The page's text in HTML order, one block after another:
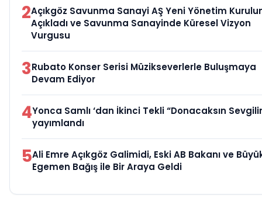
2Açıkgöz Savunma Sanayi AŞ Yeni Yönetim
Açıkladı ve Savunma Sanayinde Küresel Vizyon
Vurgusu
3Rubato Konser Serisi Müzikseverlerle Buluşmaya
Devam Ediyor
4Yonca Samlı ‘dan İkinci Tekli “Donacaksın
yayımlandı
5Ali Emre Açıkgöz Galimidi, Eski AB Bakanı ve
Egemen Bağış ile Bir Araya Geldi